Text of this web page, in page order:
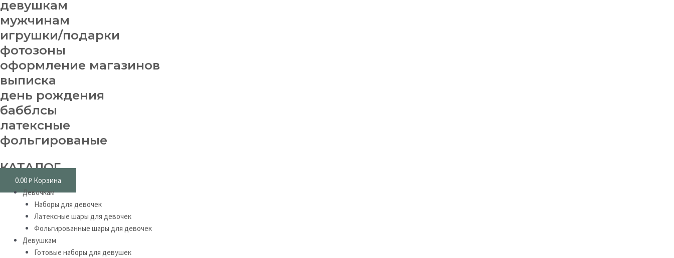
девушкам
мужчинам
игрушки/подарки
фотозоны
оформление магазинов
выписка
день рождения
бабблсы
латексные
фольгированые
КАТАЛОГ
0.00₽ Корзина
Девочкам
Наборы для девочек
Латексные шары для девочек
Фольгированные шары для девочек
Девушкам
Готовые наборы для девушек